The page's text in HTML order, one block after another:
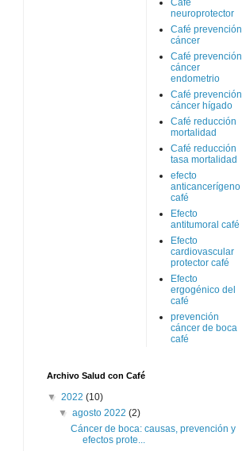
neuroprotector
Café prevención
cáncer
Café prevención
cáncer
endometrio
Café prevención
cáncer hígado
Café reducción
mortalidad
Café reducción
tasa mortalidad
efecto
anticancerígeno
café
Efecto
antitumoral café
Efecto
cardiovascular
protector café
Efecto
ergogénico del
café
prevención
cáncer de boca
café
Archivo Salud con Café
▼ 2022 (10)
▼agosto 2022(2)
Cáncer de boca: causas, prevención y
efectos prote...